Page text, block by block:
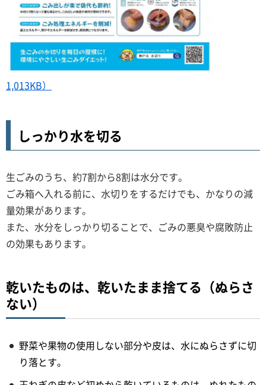
1,013KB）
しっかり水を切る
生ごみのうち、約7割から8割は水分です。
ごみ箱へ入れる前に、水切りをするだけでも、かなりの減
量効果があります。
また、水分をしっかり切ることで、ごみの悪臭や腐敗防止
の効果もあります。
乾いたものは、乾いたまま捨てる（ぬらさ
ない）
野菜や果物の使用しない部分や皮は、水にぬらさずに切
り落とす。